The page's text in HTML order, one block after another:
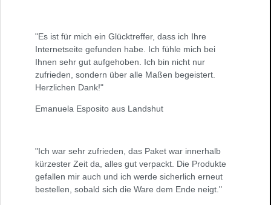
"Es ist für mich ein Glücktreffer, dass ich Ihre
Internetseite gefunden habe. Ich fühle mich bei
Ihnen sehr gut aufgehoben. Ich bin nicht nur
zufrieden, sondern über alle Maßen begeistert.
Herzlichen Dank!"
Emanuela Esposito aus Landshut
"Ich war sehr zufrieden, das Paket war innerhalb
kürzester Zeit da, alles gut verpackt. Die Produkte
gefallen mir auch und ich werde sicherlich erneut
bestellen, sobald sich die Ware dem Ende neigt."